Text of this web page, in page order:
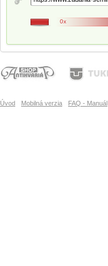
0x
Úvod Mobilná verzia FAQ - Manuál